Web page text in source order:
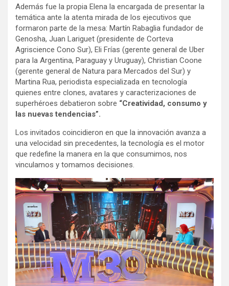
Además fue la propia Elena la encargada de presentar la
temática ante la atenta mirada de los ejecutivos que
formaron parte de la mesa: Martín Rabaglia fundador de
Genosha, Juan Lariguet (presidente de Corteva
Agriscience Cono Sur), Eli Frías (gerente general de Uber
para la Argentina, Paraguay y Uruguay), Christian Coone
(gerente general de Natura para Mercados del Sur) y
Martina Rua, periodista especializada en tecnología
quienes entre clones, avatares y caracterizaciones de
superhéroes debatieron sobre “Creatividad, consumo y
las nuevas tendencias”.
Los invitados coincidieron en que la innovación avanza a
una velocidad sin precedentes, la tecnología es el motor
que redefine la manera en la que consumimos, nos
vinculamos y tomamos decisiones.